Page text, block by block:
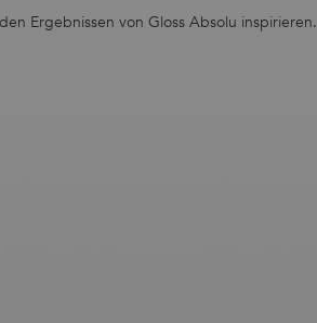
Ergebnissen von Gloss Absolu inspirieren.